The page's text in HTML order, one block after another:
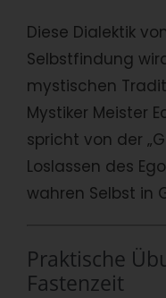
Diese Dialektik
Selbstfindung
mystischen
Mystiker Meister
spricht von der
Loslassen des
wahren Selbst in
Praktische
Fastenzeit